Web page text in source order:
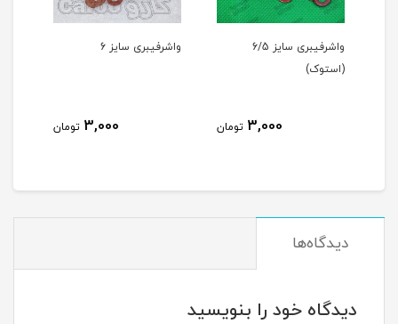
واشرفیبری سایز 6/5
(استوک)
3,000 تومان
واشرفیبری سایز 6
3,000 تومان
دیدگاه‌ها
دیدگاه خود را بنویسید